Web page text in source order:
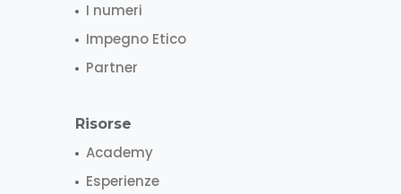
I numeri
Impegno Etico
Partner
Risorse
Academy
Esperienze